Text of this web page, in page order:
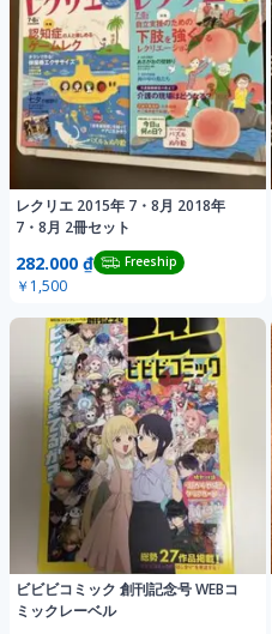
レクリエ 2015年 7・8月 2018年
7・8月 2冊セット
282.000 ₫ Freeship
￥1,500
ビビビコミック 創刊記念号 WEBコ
ミックレーベル